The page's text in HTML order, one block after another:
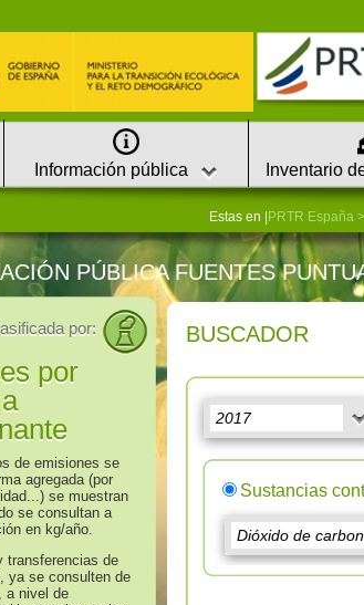
Información pública Inventario
Estas en | PRTR España
PÚBLICA FUENTES
por:
por
de emisiones se
agregada (por
se muestran
se consultan a
en kg/año.
transferencias de
ya se consulten de
a nivel de
BUSCADOR
Sustancias